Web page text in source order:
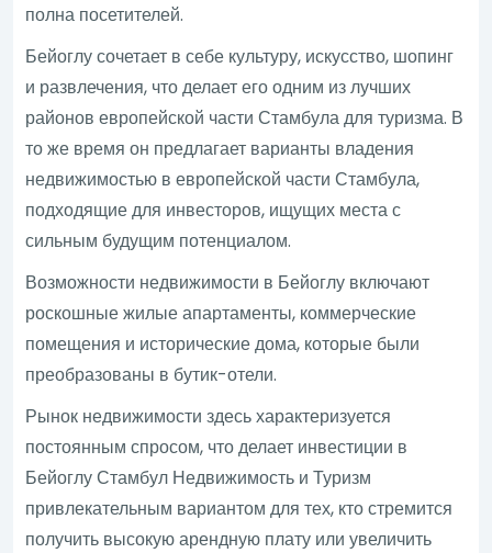
полна посетителей.
Бейоглу сочетает в себе культуру, искусство, шопинг
и развлечения, что делает его одним из лучших
районов европейской части Стамбула для туризма. В
то же время он предлагает варианты владения
недвижимостью в европейской части Стамбула,
подходящие для инвесторов, ищущих места с
сильным будущим потенциалом.
Возможности недвижимости в Бейоглу включают
роскошные жилые апартаменты, коммерческие
помещения и исторические дома, которые были
преобразованы в бутик-отели.
Рынок недвижимости здесь характеризуется
постоянным спросом, что делает инвестиции в
Бейоглу Стамбул Недвижимость и Туризм
привлекательным вариантом для тех, кто стремится
получить высокую арендную плату или увеличить